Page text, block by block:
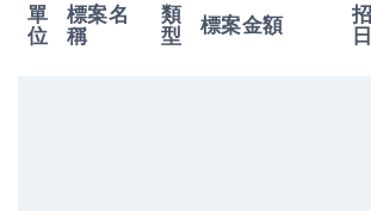
單
位
標案名
稱
類
型
標案金額